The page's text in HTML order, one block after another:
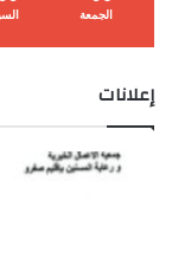
الجمعة
إعلانات